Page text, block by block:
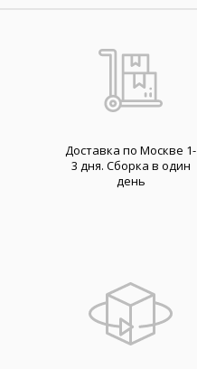
Доставка по Москве 1-
3 дня. Cборка в один
день